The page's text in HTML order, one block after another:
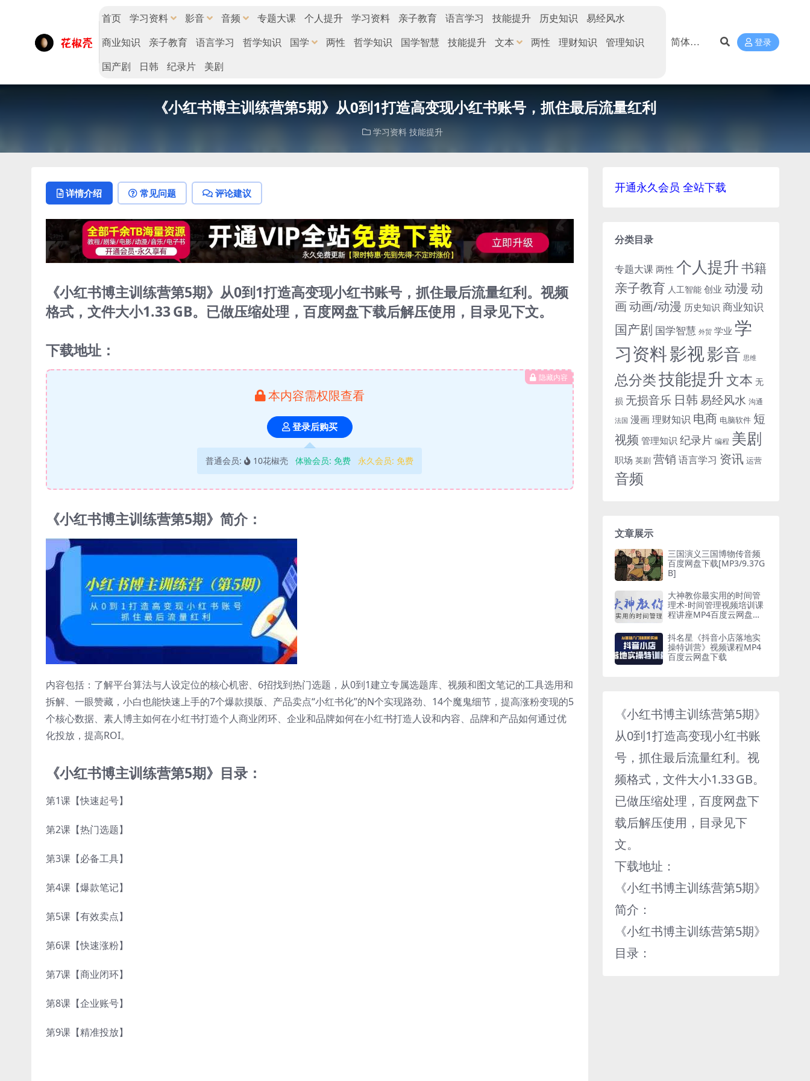
首页 学习资料 影音 音频 专题大课 个人提升 学习资料 亲子教育 语言学习 技能提升 历史知识
易经风水
商业知识
亲子教育 语言学习 哲学知识 国学 两性 哲学知识 国学智慧 技能提升 文本 两性 理财知识
管理知识
国产剧
日韩 纪录片 美剧
登录
《小红书博主训练营第5期》从0到1打造高变现小红书账号，抓住最后流量红利
学习资料 技能提升
详情介绍 常见问题 评论建议
《小红书博主训练营第5期》从0到1打造高变现小红书账号，抓住最后流量红利。视频
格式，文件大小1.33 GB。已做压缩处理，百度网盘下载后解压使用，目录见下文。
下载地址：
隐藏内容
本内容需权限查看
登录后购买
普通会员: 10花椒壳 体验会员:免费 永久会员:免费
《小红书博主训练营第5期》简介：
内容包括：了解平台算法与人设定位的核心机密、6招找到热门选题，从0到1建立专属选题库、视频和图文笔记的工具选用和
拆解、一眼赞藏，小白也能快速上手的7个爆款摸版、产品卖点“小红书化”的N个实现路劲、14个魔鬼细节，提高涨粉变现的5
个核心数据、素人博主如何在小红书打造个人商业闭环、企业和品牌如何在小红书打造人设和内容、品牌和产品如何通过优
化投放，提高ROI。
《小红书博主训练营第5期》目录：
第1课【快速起号】
第2课【热门选题】
第3课【必备工具】
第4课【爆款笔记】
第5课【有效卖点】
第6课【快速涨粉】
第7课【商业闭环】
第8课【企业账号】
第9课【精准投放】
开通永久会员 全站下载
分类目录
专题大课 两性 个人提升书籍
亲子教育 人工智能 创业 动漫 动
画动画/动漫 历史知识 商业知识
国产剧 国学智慧 外贸 学业 学
习资料影视影音 思维
总分类技能提升文本 无
损 无损音乐 日韩 易经风水 沟通
法国 漫画理财知识 电商 电脑软件 短
视频 管理知识 纪录片 编程 美剧
职场 英剧 营销 语言学习 资讯 运营
音频
文章展示
三国演义三国博物传音频
百度网盘下载[MP3/9.37G
B]
大神教你最实用的时间管
理术-时间管理视频培训课
程讲座MP4百度云网盘下
抖名星《抖音小店落地实
操特训营》视频课程MP4
百度云网盘下载
《小红书博主训练营第5期》
从0到1打造高变现小红书账
号，抓住最后流量红利。视
频格式，文件大小1.33 GB。
已做压缩处理，百度网盘下
载后解压使用，目录见下
文。
下载地址：
《小红书博主训练营第5期》
简介：
《小红书博主训练营第5期》
目录：